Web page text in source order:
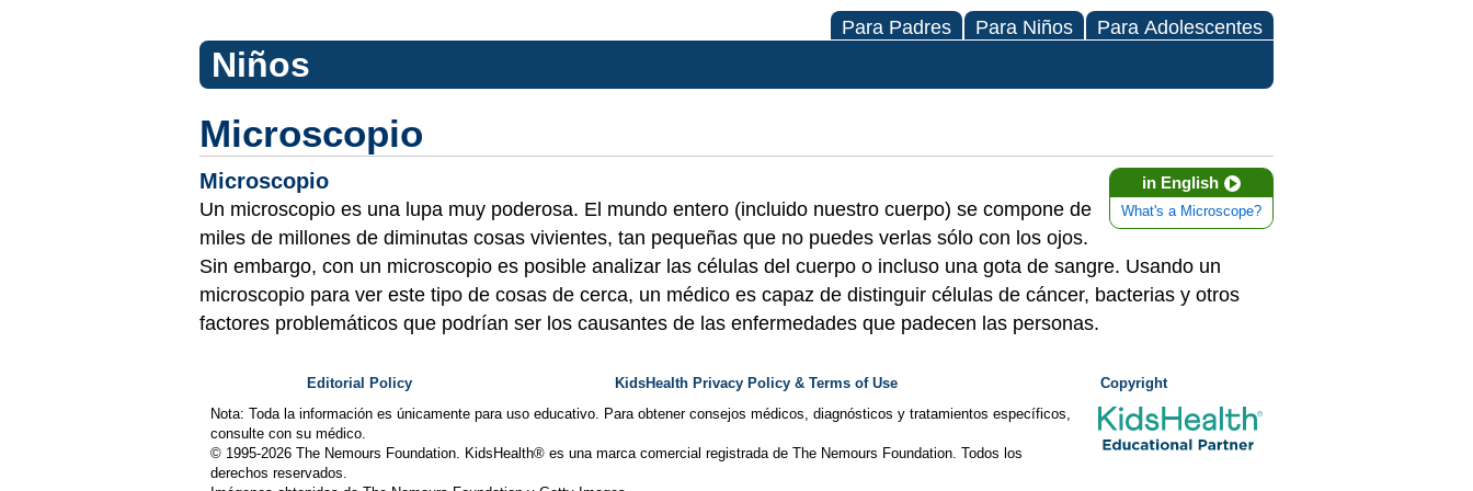
Para Padres Para Niños Para Adolescentes
Niños
Microscopio
in English
What's a Microscope?
Microscopio
Un microscopio es una lupa muy poderosa. El mundo entero (incluido nuestro cuerpo) se compone de
miles de millones de diminutas cosas vivientes, tan pequeñas que no puedes verlas sólo con los ojos.
Sin embargo, con un microscopio es posible analizar las células del cuerpo o incluso una gota de sangre. Usando un
microscopio para ver este tipo de cosas de cerca, un médico es capaz de distinguir células de cáncer, bacterias y otros
factores problemáticos que podrían ser los causantes de las enfermedades que padecen las personas.
Editorial Policy KidsHealth Privacy Policy & Terms of Use
Copyright
Nota: Toda la información es únicamente para uso educativo. Para obtener consejos médicos, diagnósticos y tratamientos específicos,
consulte con su médico.
© 1995-2026 The Nemours Foundation. KidsHealth® es una marca comercial registrada de The Nemours Foundation. Todos los
derechos reservados.